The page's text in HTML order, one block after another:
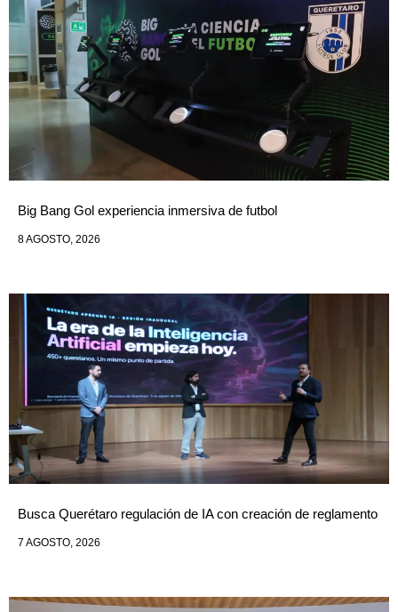
Big Bang Gol experiencia inmersiva de futbol
8 AGOSTO, 2026
Busca Querétaro regulación de IA con creación de reglamento
7 AGOSTO, 2026